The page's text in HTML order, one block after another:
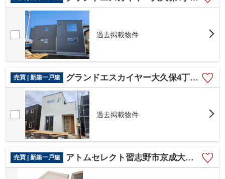
過去掲載物件
売買 | 新築一戸建 グランドエスカイヤー大久保4丁目新築戸建て８号棟
過去掲載物件
売買 | 新築一戸建 アトムセレクト習志野市京成大久保Ⅱ2号棟